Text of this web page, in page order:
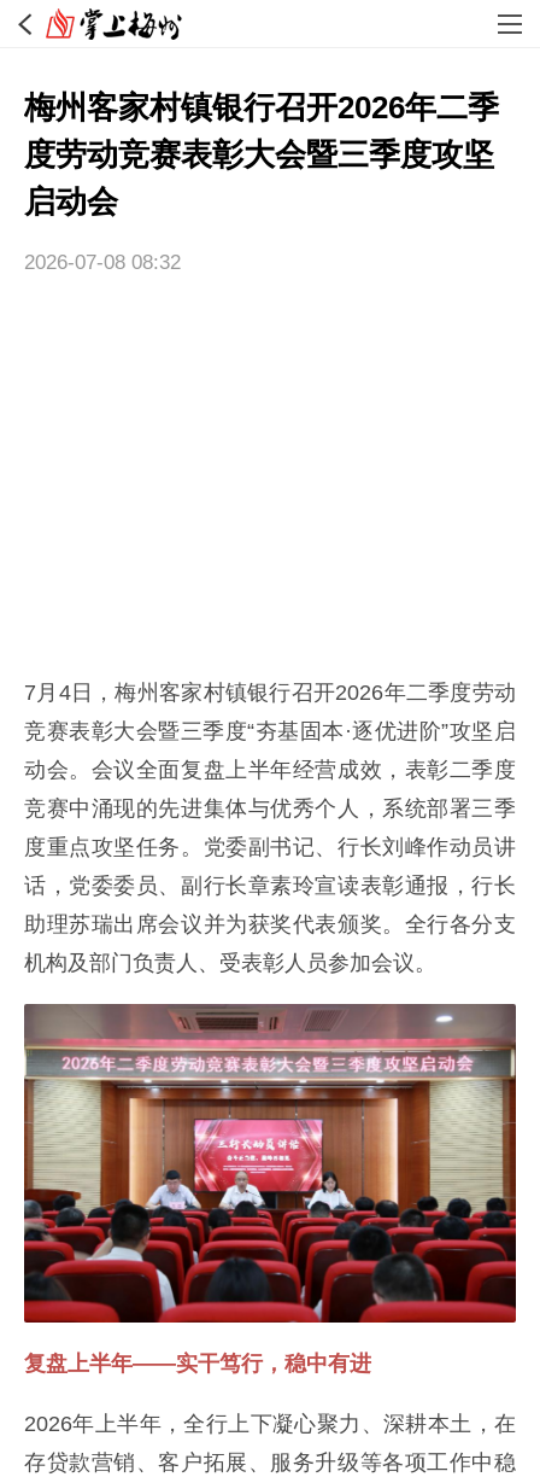
梅州客家村镇银行召开2026年二季
度劳动竞赛表彰大会暨三季度攻坚
启动会
2026-07-08 08:32
7月4日，梅州客家村镇银行召开2026年二季度劳动
竞赛表彰大会暨三季度“夯基固本·逐优进阶”攻坚启
动会。会议全面复盘上半年经营成效，表彰二季度
竞赛中涌现的先进集体与优秀个人，系统部署三季
度重点攻坚任务。党委副书记、行长刘峰作动员讲
话，党委委员、副行长章素玲宣读表彰通报，行长
助理苏瑞出席会议并为获奖代表颁奖。全行各分支
机构及部门负责人、受表彰人员参加会议。
复盘上半年——实干笃行，稳中有进
2026年上半年，全行上下凝心聚力、深耕本土，在
存贷款营销、客户拓展、服务升级等各项工作中稳